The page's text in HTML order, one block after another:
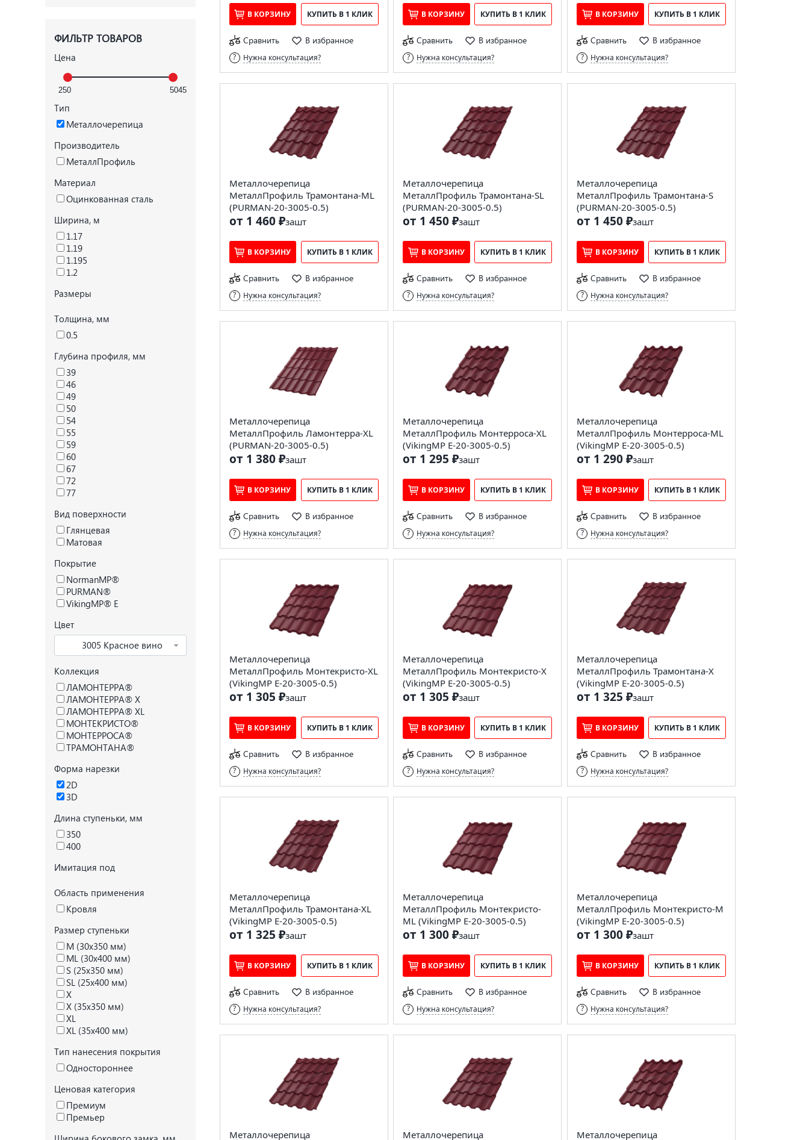
ФИЛЬТР ТОВАРОВ
Цена
Тип
Металлочерепица
Производитель
МеталлПрофиль
Материал
Оцинкованная сталь
Ширина, м
1.17
1.19
1.195
1.2
Размеры
Толщина, мм
0.5
Глубина профиля, мм
39
46
49
50
54
55
59
60
67
72
77
Вид поверхности
Глянцевая
Матовая
Покрытие
NormanMP®
PURMAN®
VikingMP® E
Цвет
3005 Красное вино
Коллекция
ЛАМОНТЕРРА®
ЛАМОНТЕРРА® X
ЛАМОНТЕРРА® XL
МОНТЕКРИСТО®
МОНТЕРРОСА®
ТРАМОНТАНА®
Форма нарезки
2D
3D
Длина ступеньки, мм
350
400
Имитация под
Область применения
Кровля
Размер ступеньки
M (30x350 мм)
ML (30x400 мм)
S (25x350 мм)
SL (25x400 мм)
X
X (35x350 мм)
XL
XL (35x400 мм)
Тип нанесения покрытия
Одностороннее
Ценовая категория
Премиум
Премьер
В КОРЗИНУ КУПИТЬ В 1 КЛИК
Сравнить В избранное
Нужна консультация?
В КОРЗИНУ КУПИТЬ В 1 КЛИК
Сравнить В избранное
Нужна консультация?
В КОРЗИНУ КУПИТЬ В 1 КЛИК
Сравнить В избранное
Нужна консультация?
Металлочерепица
МеталлПрофиль Трамонтана-ML
(PURMAN-20-3005-0.5)
от 1 460 ₽зашт
В КОРЗИНУ КУПИТЬ В 1 КЛИК
Сравнить В избранное
Нужна консультация?
Металлочерепица
МеталлПрофиль Трамонтана-SL
(PURMAN-20-3005-0.5)
от 1 450 ₽зашт
В КОРЗИНУ КУПИТЬ В 1 КЛИК
Сравнить В избранное
Нужна консультация?
Металлочерепица
МеталлПрофиль Трамонтана-S
(PURMAN-20-3005-0.5)
от 1 450 ₽зашт
В КОРЗИНУ КУПИТЬ В 1 КЛИК
Сравнить В избранное
Нужна консультация?
Металлочерепица
МеталлПрофиль Ламонтерра-XL
(PURMAN-20-3005-0.5)
от 1 380 ₽зашт
В КОРЗИНУ КУПИТЬ В 1 КЛИК
Сравнить В избранное
Нужна консультация?
Металлочерепица
МеталлПрофиль Монтерроса-XL
(VikingMP E-20-3005-0.5)
от 1 295 ₽зашт
В КОРЗИНУ КУПИТЬ В 1 КЛИК
Сравнить В избранное
Нужна консультация?
Металлочерепица
МеталлПрофиль Монтерроса-ML
(VikingMP E-20-3005-0.5)
от 1 290 ₽зашт
В КОРЗИНУ КУПИТЬ В 1 КЛИК
Сравнить В избранное
Нужна консультация?
Металлочерепица
МеталлПрофиль Монтекристо-XL
(VikingMP E-20-3005-0.5)
от 1 305 ₽зашт
В КОРЗИНУ КУПИТЬ В 1 КЛИК
Сравнить В избранное
Нужна консультация?
Металлочерепица
МеталлПрофиль Монтекристо-X
(VikingMP E-20-3005-0.5)
от 1 305 ₽зашт
В КОРЗИНУ КУПИТЬ В 1 КЛИК
Сравнить В избранное
Нужна консультация?
Металлочерепица
МеталлПрофиль Трамонтана-X
(VikingMP E-20-3005-0.5)
от 1 325 ₽зашт
В КОРЗИНУ КУПИТЬ В 1 КЛИК
Сравнить В избранное
Нужна консультация?
Металлочерепица
МеталлПрофиль Трамонтана-XL
(VikingMP E-20-3005-0.5)
от 1 325 ₽зашт
В КОРЗИНУ КУПИТЬ В 1 КЛИК
Сравнить В избранное
Нужна консультация?
Металлочерепица
МеталлПрофиль Монтекристо-
ML (VikingMP E-20-3005-0.5)
от 1 300 ₽зашт
В КОРЗИНУ КУПИТЬ В 1 КЛИК
Сравнить В избранное
Нужна консультация?
Металлочерепица
МеталлПрофиль Монтекристо-M
(VikingMP E-20-3005-0.5)
от 1 300 ₽зашт
В КОРЗИНУ КУПИТЬ В 1 КЛИК
Сравнить В избранное
Нужна консультация?
Металлочерепица Металлочерепица Металлочерепица